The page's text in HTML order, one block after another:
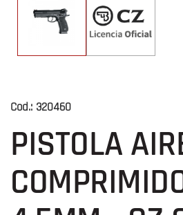
Cod.: 320460
PISTOLA